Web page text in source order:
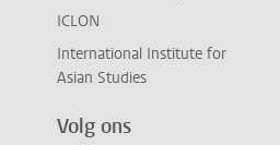
ICLON
International Institute for
Asian Studies
Volg ons